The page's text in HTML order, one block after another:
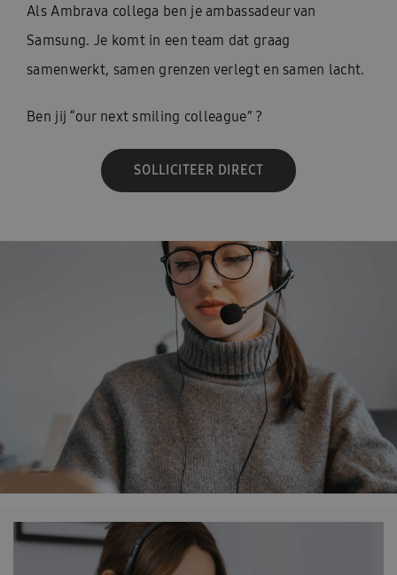
Als Ambrava collega ben je ambassadeur van
Samsung. Je komt in een team dat graag
samenwerkt, samen grenzen verlegt en samen lacht.
Ben jij “our next smiling colleague” ?
SOLLICITEER DIRECT